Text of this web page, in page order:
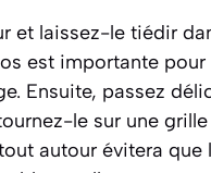
et laissez-le tiédir
est importante pour
Ensuite, passez
le sur une
autour évitera que